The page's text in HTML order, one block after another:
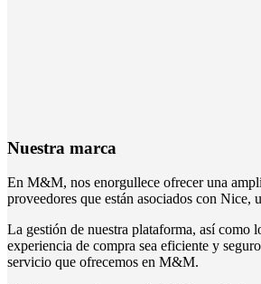
Nuestra marca
En M&M, nos enorgullece ofrecer una
proveedores que están asociados con Nice,
La gestión de nuestra plataforma, así como
experiencia de compra sea eficiente y
servicio que ofrecemos en M&M.